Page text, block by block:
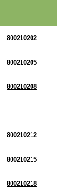
800210202
800210205
800210208
800210212
800210215
800210218